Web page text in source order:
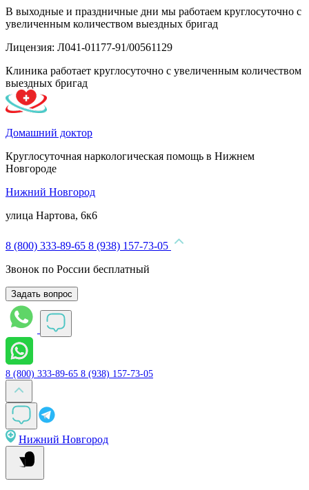
В выходные и праздничные дни мы работаем круглосуточно с
увеличенным количеством выездных бригад
Лицензия: Л041-01177-91/00561129
Клиника работает круглосуточно с увеличенным количеством
выездных бригад
Домашний доктор
Круглосуточная наркологическая помощь в Нижнем
Новгороде
Нижний Новгород
улица Нартова, 6к6
8 (800) 333-89-65 8 (938) 157-73-05
Звонок по России бесплатный
Задать вопрос
8 (800) 333-89-65 8 (938) 157-73-05
Нижний Новгород